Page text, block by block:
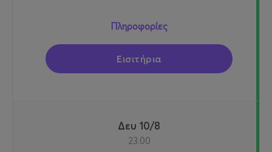
Πληροφορίες
Εισιτήρια
Δευ 10/8
23:00